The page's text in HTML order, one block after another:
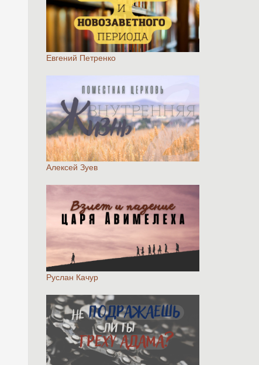
Евгений Петренко
Алексей Зуев
Руслан Качур